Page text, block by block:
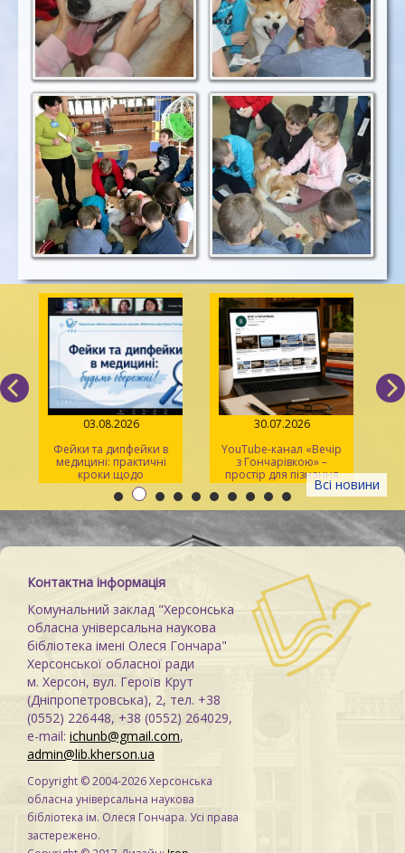
Всі новини
03.08.2026
Фейки та дипфейки в
медицині: практичні
кроки щодо
розпізнавання
30.07.2026
YouTube-канал «Вечір
з Гончарівкою» –
простір для пізнання
та натхнення
Контактна інформація
Комунальний заклад "Херсонська
обласна універсальна наукова
бібліотека імені Олеся Гончара"
Херсонської обласної ради
м. Херсон, вул. Героїв Крут
(Дніпропетровська), 2, тел. +38
(0552) 226448, +38 (0552) 264029,
e-mail: ichunb@gmail.com,
admin@lib.kherson.ua
Copyright © 2004-2026 Херсонська
обласна універсальна наукова
бібліотека ім. Олеся Гончара. Усі права
застережено.